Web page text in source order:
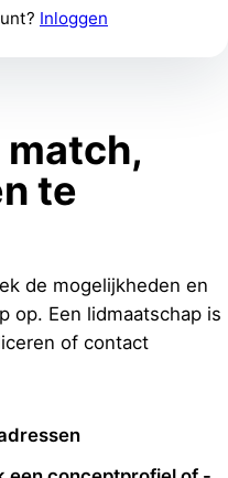
te
de mogelijkheden en
op. Een lidmaatschap is
of contact
Inloggen